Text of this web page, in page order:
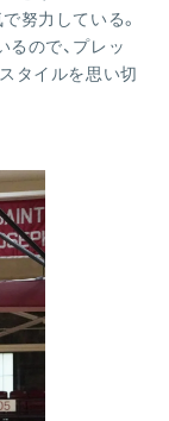
努力している。
ので、プレッ
タイルを思い切